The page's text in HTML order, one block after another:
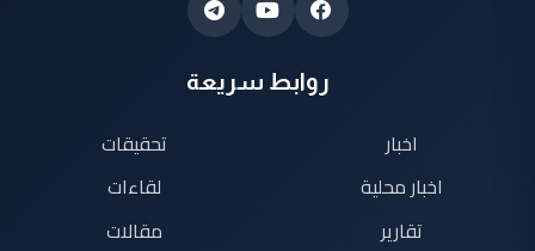
روابط سريعة
اخبار
اخبار محلية
تقارير
تحقيقات
لقاءات
مقالات